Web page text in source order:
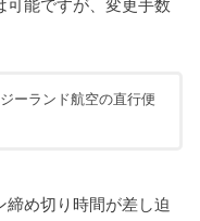
可能ですが、変更手数
ーランド航空の直行便
締め切り時間が差し迫